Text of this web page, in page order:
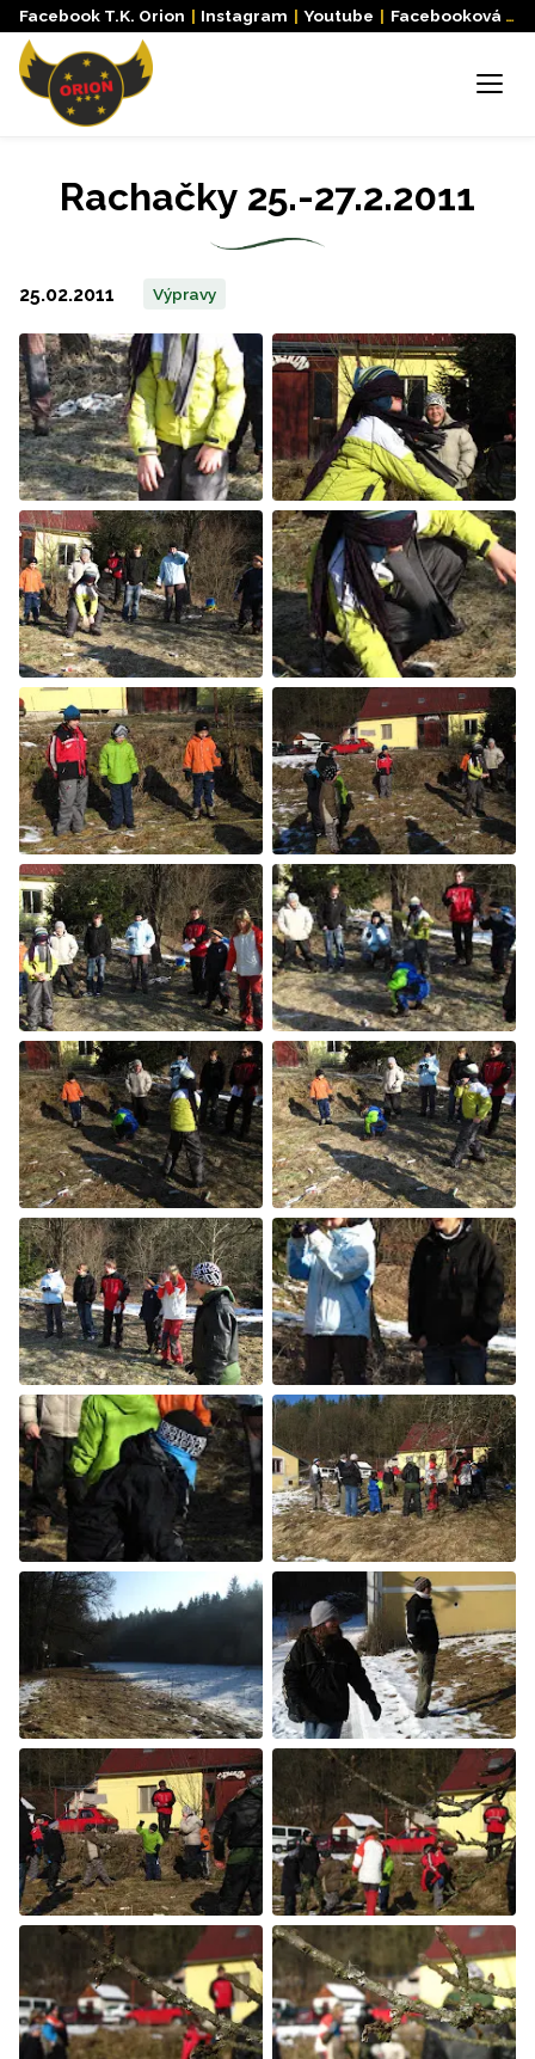
Facebook T.K. Orion | Instagram | Youtube | Facebooková skupina
Menu
Rachačky 25.-27.2.2011
25.02.2011 Výpravy